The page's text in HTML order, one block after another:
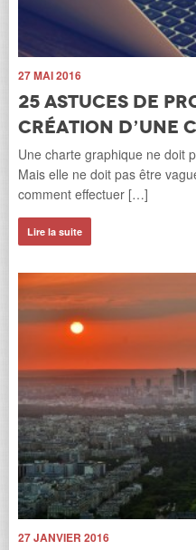
27 MAI 2016
25 astuces de
création d’une
Une charte graphique ne doit
Mais elle ne doit pas être
comment effectuer […]
Lire la suite
27 JANVIER 2016